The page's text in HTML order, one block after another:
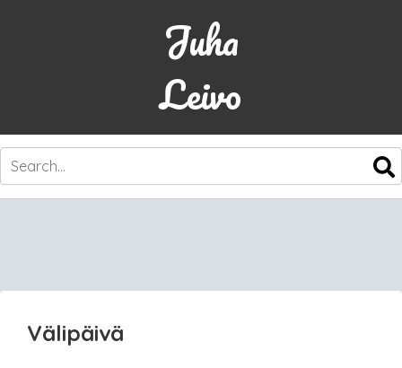
Juha
Leivo
SKIP
CONTENT
Välipäivä